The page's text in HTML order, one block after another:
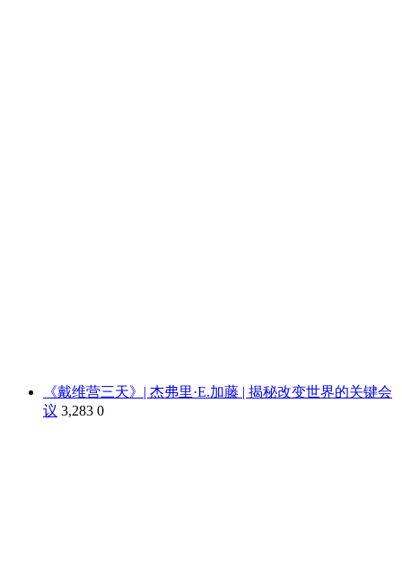
《戴维营三天》| 杰弗里·E.加藤 | 揭秘改变世界的关键会
议 3,283 0